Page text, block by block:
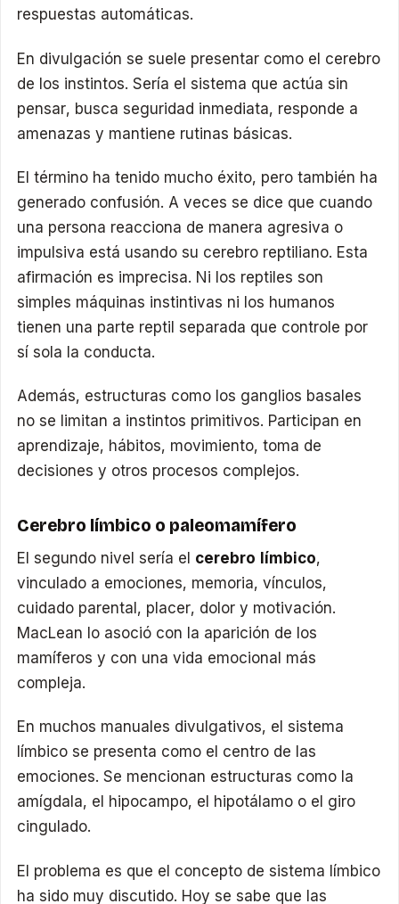
respuestas automáticas.
En divulgación se suele presentar como el cerebro
de los instintos. Sería el sistema que actúa sin
pensar, busca seguridad inmediata, responde a
amenazas y mantiene rutinas básicas.
El término ha tenido mucho éxito, pero también ha
generado confusión. A veces se dice que cuando
una persona reacciona de manera agresiva o
impulsiva está usando su cerebro reptiliano. Esta
afirmación es imprecisa. Ni los reptiles son
simples máquinas instintivas ni los humanos
tienen una parte reptil separada que controle por
sí sola la conducta.
Además, estructuras como los ganglios basales
no se limitan a instintos primitivos. Participan en
aprendizaje, hábitos, movimiento, toma de
decisiones y otros procesos complejos.
Cerebro límbico o paleomamífero
El segundo nivel sería el cerebro límbico,
vinculado a emociones, memoria, vínculos,
cuidado parental, placer, dolor y motivación.
MacLean lo asoció con la aparición de los
mamíferos y con una vida emocional más
compleja.
En muchos manuales divulgativos, el sistema
límbico se presenta como el centro de las
emociones. Se mencionan estructuras como la
amígdala, el hipocampo, el hipotálamo o el giro
cingulado.
El problema es que el concepto de sistema límbico
ha sido muy discutido. Hoy se sabe que las